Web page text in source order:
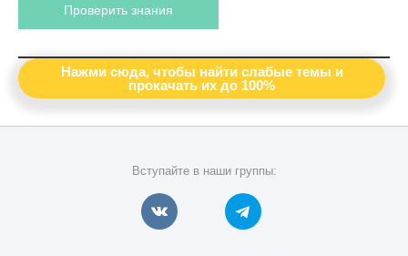
Проверить знания
Нажми сюда, чтобы найти слабые темы и
прокачать их до 100%
Вступайте в наши группы: